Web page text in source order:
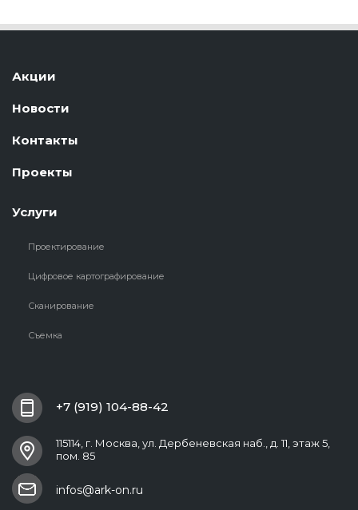
Акции
Новости
Контакты
Проекты
Услуги
Проектирование
Цифровое картографирование
Сканирование
Съемка
+7 (919) 104-88-42
115114, г. Москва, ул. Дербеневская наб., д. 11, этаж 5,
пом. 85
infos@ark-on.ru